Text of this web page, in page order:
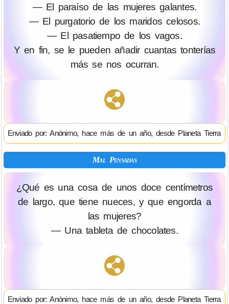
— El paraíso de las mujeres galantes.
— El purgatorio de los maridos celosos.
— El pasatiempo de los vagos.
Y en fin, se le pueden añadir cuantas tonterías
más se nos ocurran.
Enviado por: Anónimo, hace más de un año, desde Planeta Tierra
Mal Pensadas
¿Qué es una cosa de unos doce centímetros
de largo, que tiene nueces, y que engorda a
las mujeres?
— Una tableta de chocolates.
Enviado por: Anónimo, hace más de un año, desde Planeta Tierra